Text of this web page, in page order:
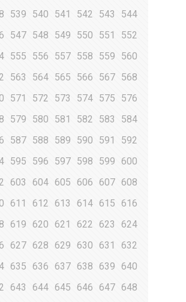
539 540 541 542 543
544
547 548 549 550 551
552
555 556 557 558 559
560
563 564 565 566 567 568
571 572 573 574 575
576
579 580 581 582 583
584
587 588 589 590 591
592
595 596 597 598 599
600
603 604 605 606 607 608
611 612 613 614 615
616
619 620 621 622 623
624
627 628 629 630 631
632
635 636 637 638 639 640
643 644 645 646 647 648